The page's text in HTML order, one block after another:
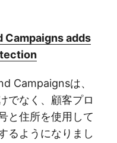
Campaigns adds
Campaignsは、
でなく、顧客プロ
と住所を使用して
るようになりまし